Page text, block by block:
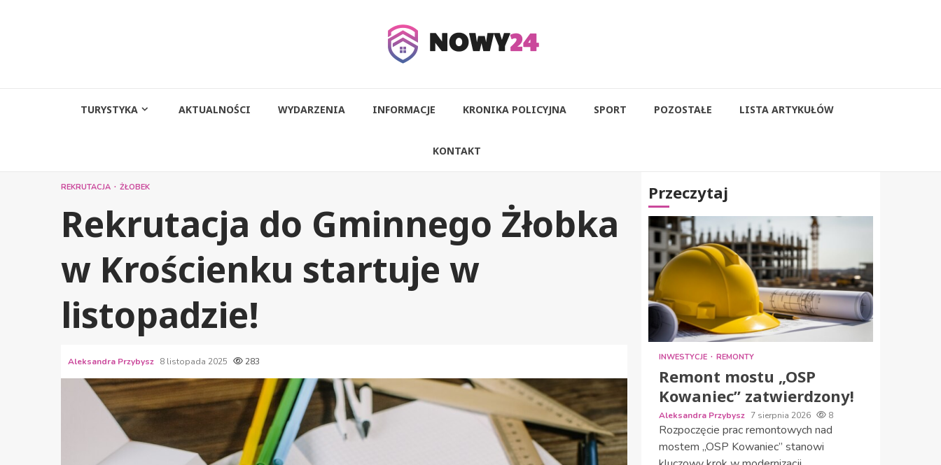
TURYSTYKA AKTUALNOŚCI WYDARZENIA INFORMACJE KRONIKA POLICYJNA SPORT POZOSTAŁE LISTA ARTYKUŁÓW
KONTAKT
REKRUTACJA ŻŁOBEK
Rekrutacja do Gminnego Żłobka
w Krościenku startuje w
listopadzie!
Aleksandra Przybysz 8 listopada 2025 283
Przeczytaj
INWESTYCJE REMONTY
Remont mostu „OSP
Kowaniec” zatwierdzony!
Aleksandra Przybysz 7 sierpnia 2026 8
Rozpoczęcie prac remontowych nad
mostem „OSP Kowaniec” stanowi